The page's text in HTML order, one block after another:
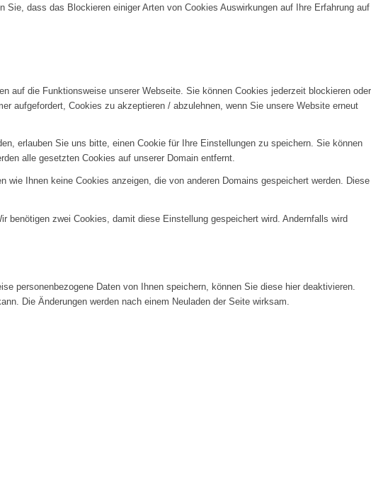
dass das Blockieren einiger Arten von Cookies Auswirkungen auf Ihre Erfahrung auf
auf die Funktionsweise unserer Webseite. Sie können Cookies jederzeit blockieren oder
aufgefordert, Cookies zu akzeptieren / abzulehnen, wenn Sie unsere Website erneut
erlauben Sie uns bitte, einen Cookie für Ihre Einstellungen zu speichern. Sie können
alle gesetzten Cookies auf unserer Domain entfernt.
Ihnen keine Cookies anzeigen, die von anderen Domains gespeichert werden. Diese
zwei Cookies, damit diese Einstellung gespeichert wird. Andernfalls wird
personenbezogene Daten von Ihnen speichern, können Sie diese hier deaktivieren.
Die Änderungen werden nach einem Neuladen der Seite wirksam.